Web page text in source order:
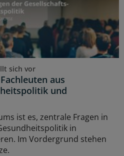
sich vor
aus
und
ist es, zentrale Fragen in
in
Im Vordergrund stehen